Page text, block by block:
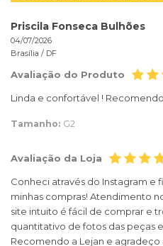
Priscila Fonseca Bulhões
04/07/2026
Brasília / DF
Avaliação do Produto
Linda e confortável !
Tamanho: G2
Avaliação da Loja
Conheci através do Instagram e
minhas compras! Atendimento
site intuito é fácil de comprar e
quantitativo de fotos das peças
Recomendo a Lejan e